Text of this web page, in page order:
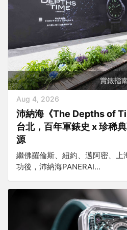
賞錶指
Aug 4, 2026
沛納海《The Depths of
台北，百年軍錶史 x 珍稀
源
繼佛羅倫斯、紐約、邁阿密、上
功後，沛納海PANERAI...